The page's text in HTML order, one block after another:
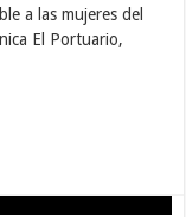
a las mujeres del
El Portuario,